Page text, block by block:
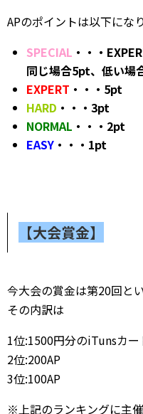
APのポイントは以下になり
SPECIAL ・・・
同じ場合5pt、低い場
EXPERT ・・・5pt
HARD ・・・3pt
NORMAL ・・・2pt
EASY ・・・1pt
【大会賞金】
今大会の賞金は第20回と
その内訳は
1位:1500円分のiTunsカ
2位:200AP
3位:100AP
※上記のランキングに主